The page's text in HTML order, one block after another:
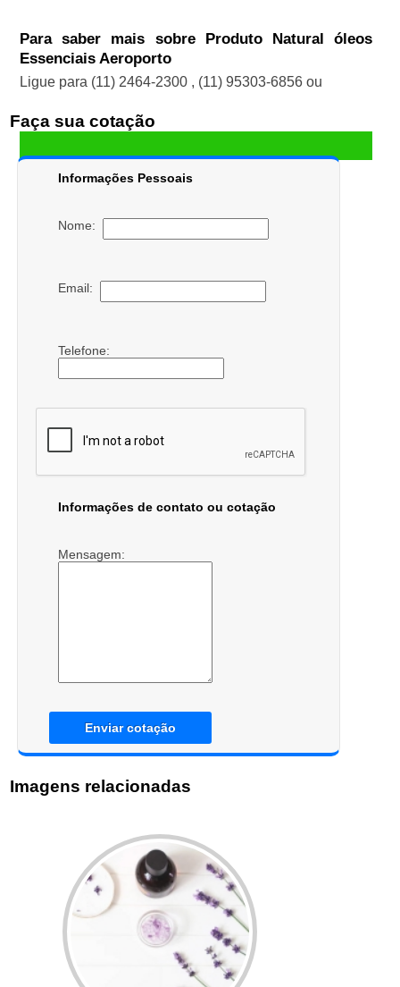
Para saber mais sobre Produto Natural óleos
Essenciais Aeroporto
Ligue para (11) 2464-2300 , (11) 95303-6856 ou
Faça sua cotação
Informações Pessoais
Nome:
Email:
Telefone:
Informações de contato ou cotação
Mensagem:
Enviar cotação
Imagens relacionadas